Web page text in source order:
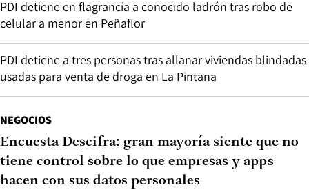
PDI detiene en flagrancia a conocido ladrón tras robo de
celular a menor en Peñaflor
PDI detiene a tres personas tras allanar viviendas blindadas
usadas para venta de droga en La Pintana
NEGOCIOS
Encuesta Descifra: gran mayoría siente que no
tiene control sobre lo que empresas y apps
hacen con sus datos personales